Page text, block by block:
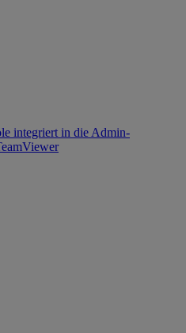
integriert in die Admin-